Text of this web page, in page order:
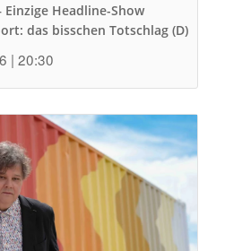
Einzige Headline-Show
das bisschen Totschlag (D)
| 20:30